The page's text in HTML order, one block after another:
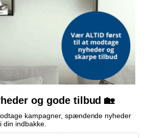
og gode tilbud 🏡
kampagner, spændende nyheder
din indbakke.